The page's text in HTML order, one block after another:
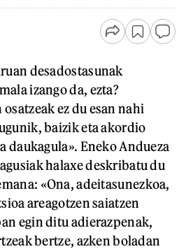
desadostasunak
izango da, ezta?
ez du esan nahi
baizik eta akordio
daukagula». Eneko Andueza
halaxe deskribatu du
«Ona, adeitasunezkoa,
areagotzen saiatzen
egin ditu adierazpenak,
bertze, azken boladan